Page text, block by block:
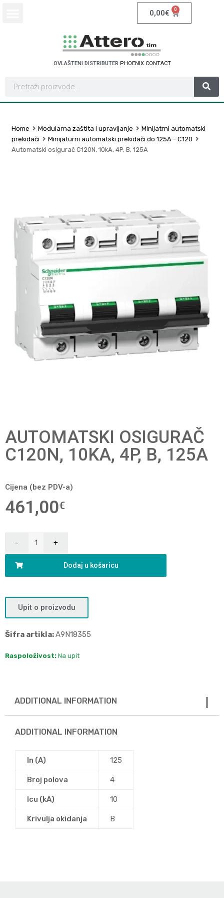
0,00€ 0
OVLAŠTENI DISTRIBUTER PHOENIX CONTACT
Home Modularna zaštita i upravljanje
Minijatrni automatski
prekidači
Minijaturni automatski prekidači do 125A - C120
Automatski osigurač C120N, 10kA, 4P, B, 125A
AUTOMATSKI OSIGURAČ
C120N, 10KA, 4P, B, 125A
Cijena (bez PDV-a)
461,00€
Dodaj u košaricu
Upit o proizvodu
Šifra artikla:A9N18355
Raspoloživost: Na upit
ADDITIONAL INFORMATION
ADDITIONAL INFORMATION
In (A) 125
Broj polova 4
Icu (kA) 10
Krivulja okidanja B